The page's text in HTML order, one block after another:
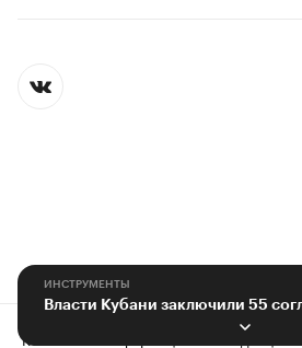
ИНСТРУМЕНТЫ
Контактная информация